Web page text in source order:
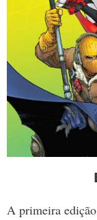
A primeira